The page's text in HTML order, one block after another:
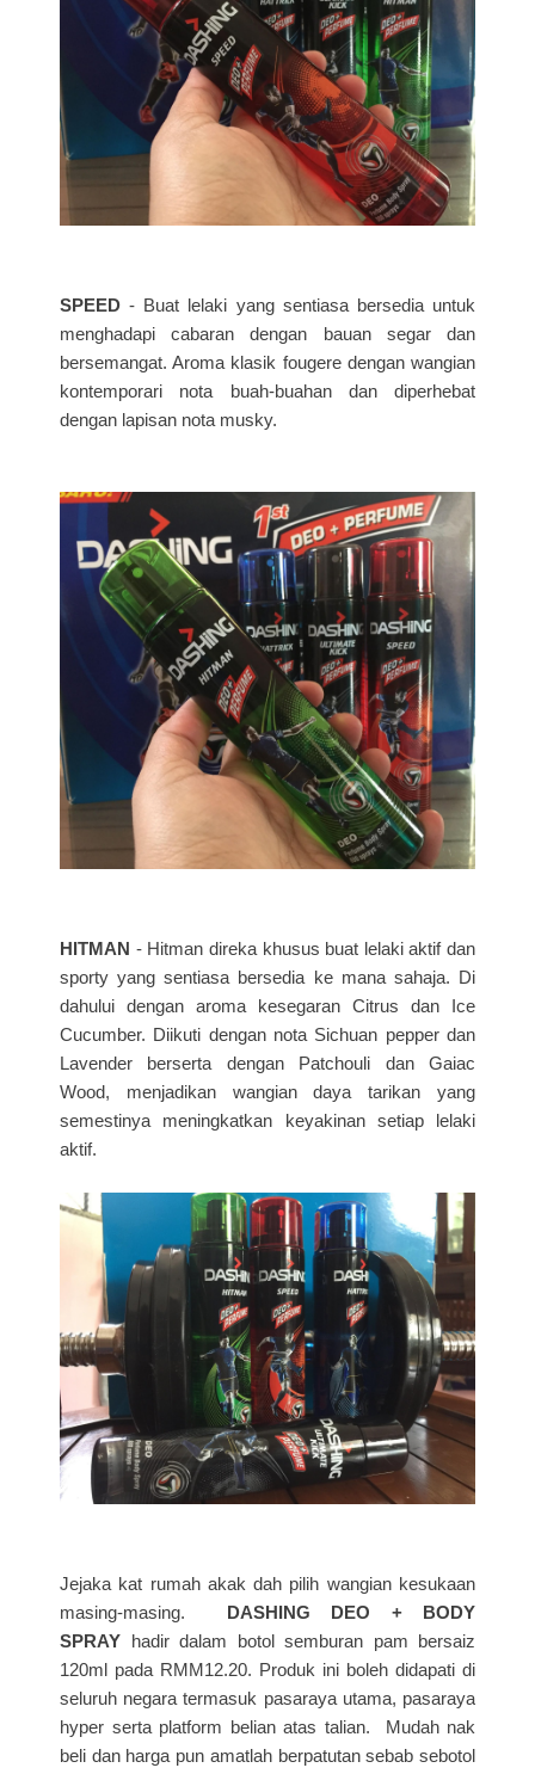
SPEED - Buat lelaki yang sentiasa bersedia untuk
menghadapi cabaran dengan bauan segar dan
bersemangat. Aroma klasik fougere dengan wangian
kontemporari nota buah-buahan dan diperhebat
dengan lapisan nota musky.
HITMAN - Hitman direka khusus buat lelaki aktif dan
sporty yang sentiasa bersedia ke mana sahaja. Di
dahului dengan aroma kesegaran Citrus dan Ice
Cucumber. Diikuti dengan nota Sichuan pepper dan
Lavender berserta dengan Patchouli dan Gaiac
Wood, menjadikan wangian daya tarikan yang
semestinya meningkatkan keyakinan setiap lelaki
aktif.
Jejaka kat rumah akak dah pilih wangian kesukaan
masing-masing. DASHING DEO + BODY
SPRAY hadir dalam botol semburan pam bersaiz
120ml pada RMM12.20. Produk ini boleh didapati di
seluruh negara termasuk pasaraya utama, pasaraya
hyper serta platform belian atas talian. Mudah nak
beli dan harga pun amatlah berpatutan sebab sebotol